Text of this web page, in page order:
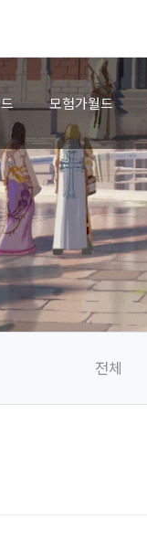
모험가월드
전체